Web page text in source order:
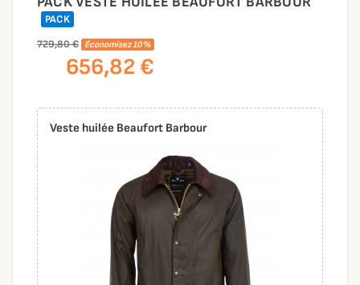
PACK
729,80 €
Économisez 10%
656,82 €
Veste huilée Beaufort Barbour